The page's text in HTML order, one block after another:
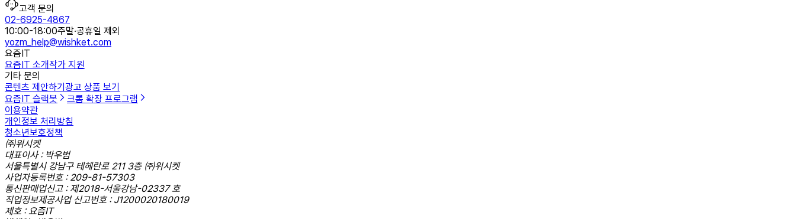
고객 문의
02-6925-4867
10:00-18:00주말·공휴일 제외
yozm_help@wishket.com
요즘IT
요즘IT 소개작가 지원
기타 문의
콘텐츠 제안하기 광고 상품 보기
요즘IT 슬랙봇
크롬 확장 프로그램
이용약관
개인정보 처리방침
청소년보호정책
㈜위시켓
대표이사 : 박우범
서울특별시 강남구 테헤란로 211 3층 ㈜위시켓
사업자등록번호 : 209-81-57303
통신판매업신고 : 제2018-서울강남-02337 호
직업정보제공사업 신고번호 : J1200020180019
제호 : 요즘IT